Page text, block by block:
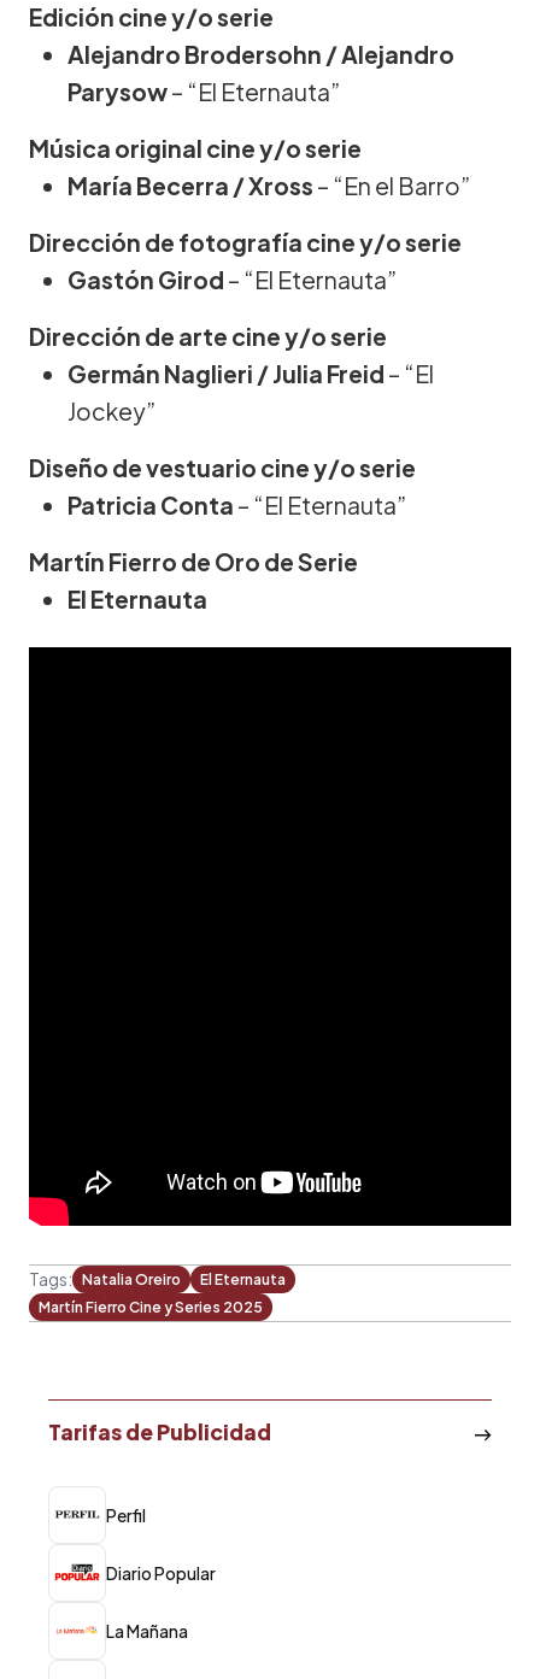
Edición cine y/o serie
Alejandro Brodersohn / Alejandro
Parysow– “El Eternauta”
Música original cine y/o serie
María Becerra / Xross – “En el Barro”
Dirección de fotografía cine y/o serie
Gastón Girod – “El Eternauta”
Dirección de arte cine y/o serie
Germán Naglieri / Julia Freid – “El
Jockey”
Diseño de vestuario cine y/o serie
Patricia Conta – “El Eternauta”
Martín Fierro de Oro de Serie
El Eternauta
Tags: Natalia Oreiro
El Eternauta
Martín Fierro Cine y Series 2025
Tarifas de Publicidad
Perfil
Diario Popular
La Mañana